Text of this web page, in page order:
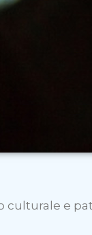
culturale e